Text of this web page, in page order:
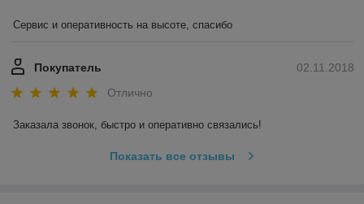
Сервис и оперативность на высоте, спасибо
02.11.2018
Покупатель
Отлично
Заказала звонок, быстро и оперативно связались!
Показать все отзывы